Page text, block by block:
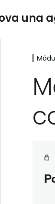
una